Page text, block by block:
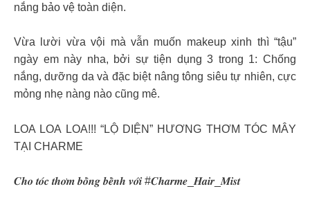
nắng bảo vệ toàn diện.
Vừa lười vừa vội mà vẫn muốn makeup xinh thì “tậu”
ngày em này nha, bởi sự tiện dụng 3 trong 1: Chống
nắng, dưỡng da và đặc biệt nâng tông siêu tự nhiên, cực
mỏng nhẹ nàng nào cũng mê.
LOA LOA LOA!!! “LỘ DIỆN” HƯƠNG THƠM TÓC MÂY
TẠI CHARME
𝑪𝒉𝒐 𝒕𝒐́𝒄 𝒕𝒉𝒐̛𝒎 𝒃𝒐̂̀𝒏𝒈 𝒃𝒆̂̀𝒏𝒉 𝒗𝒐̛́𝒊 #𝑪𝒉𝒂𝒓𝒎𝒆_𝑯𝒂𝒊𝒓_𝑴𝒊𝒔𝒕